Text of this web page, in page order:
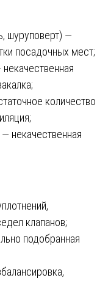
шуруповерт) —
посадочных мест;
количество
некачественная
клапанов;
подобранная